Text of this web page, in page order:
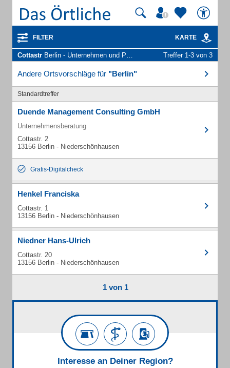
FILTER KARTE
Cottastr Berlin - Unternehmen und Personen Treffer 1-3 von 3
Andere Ortsvorschläge für "Berlin"
Standardtreffer
Duende Management Consulting GmbH
Unternehmensberatung
Cottastr. 2
13156 Berlin - Niederschönhausen
Gratis-Digitalcheck
Henkel Franciska
Cottastr. 1
13156 Berlin - Niederschönhausen
Niedner Hans-Ulrich
Cottastr. 20
13156 Berlin - Niederschönhausen
1 von 1
Interesse an Deiner Region?